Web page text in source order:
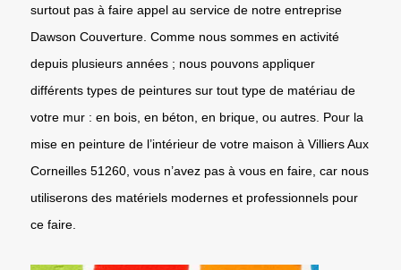
surtout pas à faire appel au service de notre entreprise
Dawson Couverture. Comme nous sommes en activité
depuis plusieurs années ; nous pouvons appliquer
différents types de peintures sur tout type de matériau de
votre mur : en bois, en béton, en brique, ou autres. Pour la
mise en peinture de l’intérieur de votre maison à Villiers Aux
Corneilles 51260, vous n’avez pas à vous en faire, car nous
utiliserons des matériels modernes et professionnels pour
ce faire.